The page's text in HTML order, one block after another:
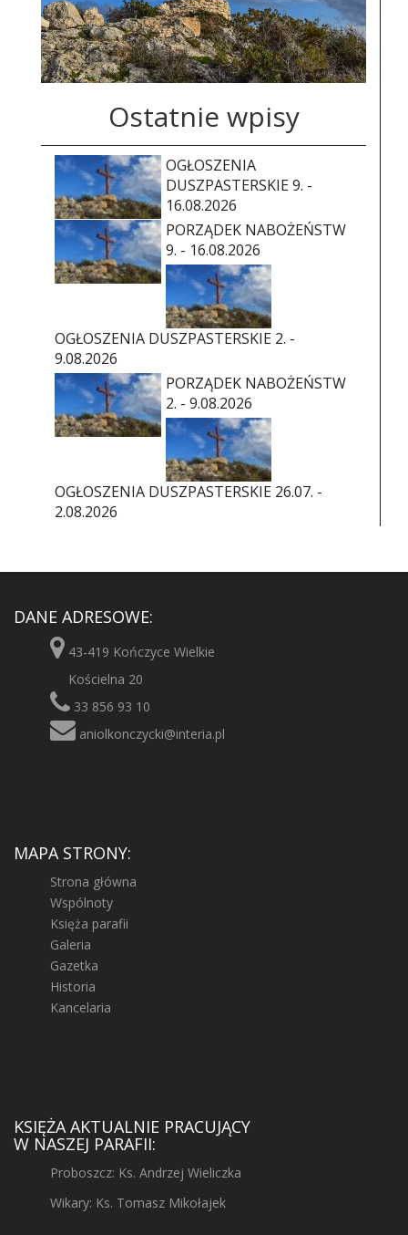
Ostatnie wpisy
OGŁOSZENIA
DUSZPASTERSKIE 9. -
16.08.2026
PORZĄDEK NABOŻEŃSTW
9. - 16.08.2026
OGŁOSZENIA DUSZPASTERSKIE 2. -
9.08.2026
PORZĄDEK NABOŻEŃSTW
2. - 9.08.2026
OGŁOSZENIA DUSZPASTERSKIE 26.07. -
2.08.2026
DANE ADRESOWE:
43-419 Kończyce Wielkie
Kościelna 20
33 856 93 10
aniolkonczycki@interia.pl
MAPA STRONY:
Strona główna
Wspólnoty
Księża parafii
Galeria
Gazetka
Historia
Kancelaria
KSIĘŻA AKTUALNIE PRACUJĄCY
W NASZEJ PARAFII:
Proboszcz: Ks. Andrzej Wieliczka
Wikary: Ks. Tomasz Mikołajek